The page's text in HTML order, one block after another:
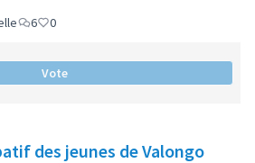
6 0
Vote
des jeunes de Valongo